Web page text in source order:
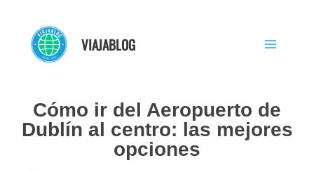
contenido
VIAJABLOG
Cómo ir del Aeropuerto de
Dublín al centro: las mejores
opciones